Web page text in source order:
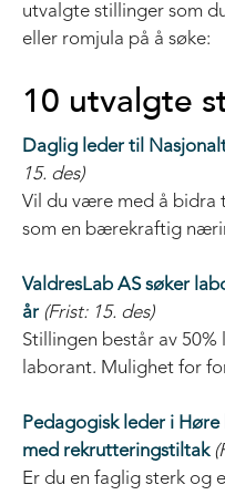
utvalgte stillinger som
eller romjula på å søke:
10 utvalgte
Daglig leder til
15. des)
Vil du være med å bidra
som en bærekraftig
ValdresLab AS søker
år (Frist: 15. des)
Stillingen består av
laborant. Mulighet for
Pedagogisk leder i
med rekrutteringstiltak
Er du en faglig sterk og